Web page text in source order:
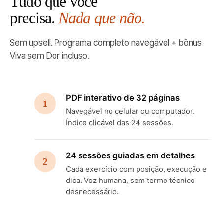
precisa. Nada que não.
Sem upsell. Programa completo navegável + bônus
Viva sem Dor incluso.
1
PDF interativo de 32 páginas
Navegável no celular ou computador.
Índice clicável das 24 sessões.
2
24 sessões guiadas em detalhes
Cada exercício com posição, execução e
dica. Voz humana, sem termo técnico
desnecessário.